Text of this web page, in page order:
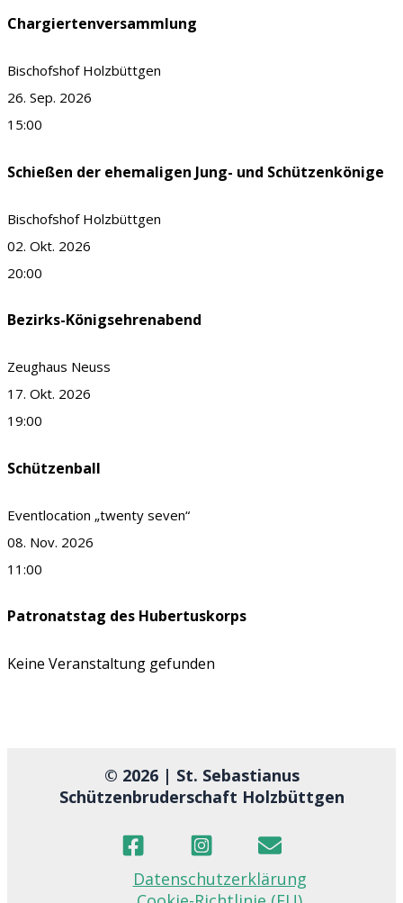
Chargiertenversammlung
Bischofshof Holzbüttgen
26. Sep. 2026
15:00
Schießen der ehemaligen Jung- und Schützenkönige
Bischofshof Holzbüttgen
02. Okt. 2026
20:00
Bezirks-Königsehrenabend
Zeughaus Neuss
17. Okt. 2026
19:00
Schützenball
Eventlocation „twenty seven“
08. Nov. 2026
11:00
Patronatstag des Hubertuskorps
Keine Veranstaltung gefunden
© 2026 | St. Sebastianus
Schützenbruderschaft Holzbüttgen
Datenschutzerklärung